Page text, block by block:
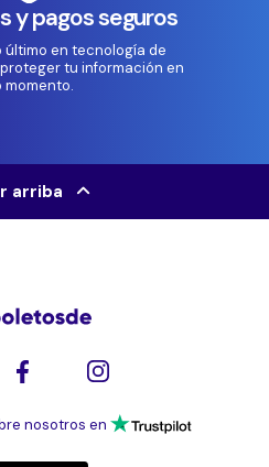
y pagos seguros
último en tecnología de
tu información en
momento.
arriba
nosotros en